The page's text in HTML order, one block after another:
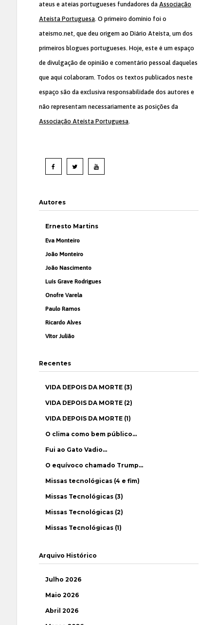
ateus e ateias portugueses fundadores da Associação
Ateísta Portuguesa. O primeiro domínio foi o
ateismo.net, que deu origem ao Diário Ateísta, um dos
primeiros blogues portugueses. Hoje, este é um espaço
de divulgação de opinião e comentário pessoal daqueles
que aqui colaboram. Todos os textos publicados neste
espaço são da exclusiva responsabilidade dos autores e
não representam necessariamente as posições da
Associação Ateísta Portuguesa.
Autores
Ernesto Martins
Eva Monteiro
João Monteiro
João Nascimento
Luís Grave Rodrigues
Onofre Varela
Paulo Ramos
Ricardo Alves
Vítor Julião
Recentes
VIDA DEPOIS DA MORTE (3)
VIDA DEPOIS DA MORTE (2)
VIDA DEPOIS DA MORTE (1)
O clima como bem público…
Fui ao Gato Vadio…
O equívoco chamado Trump…
Missas tecnológicas (4 e fim)
Missas Tecnológicas (3)
Missas Tecnológicas (2)
Missas Tecnológicas (1)
Arquivo Histórico
Julho 2026
Maio 2026
Abril 2026